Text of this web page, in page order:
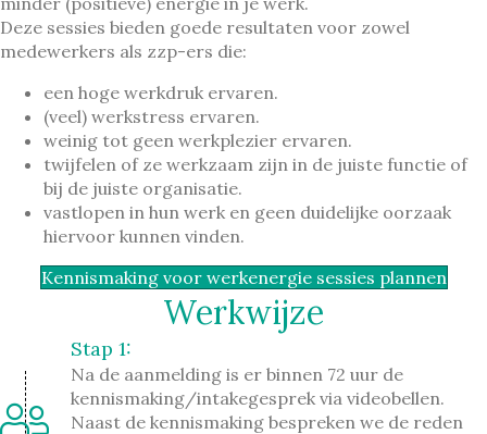
Deze sessies bieden goede resultaten voor zowel
medewerkers als zzp-ers die:
een hoge werkdruk ervaren.
(veel) werkstress ervaren.
weinig tot geen werkplezier ervaren.
twijfelen of ze werkzaam zijn in de juiste functie of
bij de juiste organisatie.
vastlopen in hun werk en geen duidelijke oorzaak
hiervoor kunnen vinden.
Kennismaking voor werkenergie sessies plannen
Werkwijze
Stap 1:
Na de aanmelding is er binnen 72 uur de
kennismaking/intakegesprek via videobellen.
Naast de kennismaking bespreken we de reden